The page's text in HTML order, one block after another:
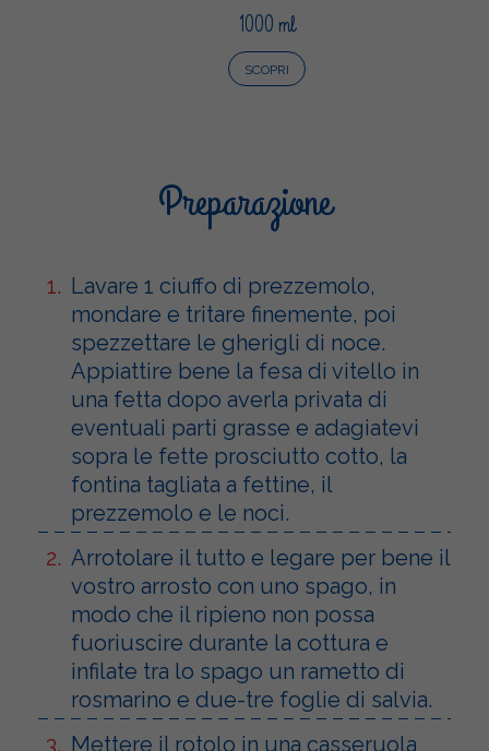
1000 ml
SCOPRI
Preparazione
Lavare 1 ciuffo di prezzemolo,
mondare e tritare finemente, poi
spezzettare le gherigli di noce.
Appiattire bene la fesa di vitello in
una fetta dopo averla privata di
eventuali parti grasse e adagiatevi
sopra le fette prosciutto cotto, la
fontina tagliata a fettine, il
prezzemolo e le noci.
Arrotolare il tutto e legare per bene il
vostro arrosto con uno spago, in
modo che il ripieno non possa
fuoriuscire durante la cottura e
infilate tra lo spago un rametto di
rosmarino e due-tre foglie di salvia.
Mettere il rotolo in una casseruola